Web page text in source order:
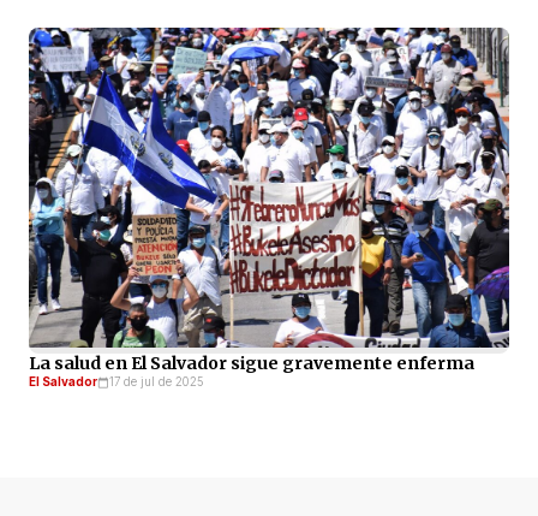
La salud en El Salvador sigue gravemente enferma
El Salvador 17 de jul de 2025